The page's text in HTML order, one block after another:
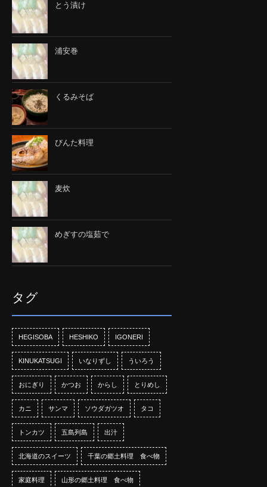
とう漬け
浦安巻
くるみそば
びんた料理
麦炊
めぎすの塩茹で
タグ
HEGISOBA HESHIKO IGONERI
KINUKATSUGI いなりずし ういろう
おにぎり かつお からし とりめし
カニ サンマ ソウダガツオ タコ
トンカツ 五島列島 出汁
北海道のスイーツ 千葉の郷土料理 食べ物
家庭料理 山形の郷土料理 食べ物